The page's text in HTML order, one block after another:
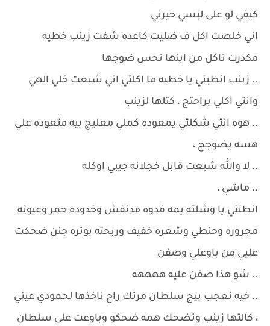
كيفي لو على لبسي حيرني
اني خلصت اكل ف ضليت كاعده شفت زينب خطيه
مكدرت تاكل من ابنها نحس ضوجها
.. زينب انطيني يا خطيه ما اكلتي اني شبعت خلي الهي
وانتي اكلي براحتج ، كتلها لزينب
.. هوه انتي شكلتي يمعوده كملي معليج بيه متعوده علي
هسه يضوجج ،
.. لا والله شبعت قابل خجلانه جيبي اوكله
.. ماشي ،
انطتني يا وشلته يمه فدوه مدنفش وخدوده حمر وعيونه
مجروره وحنطي وشعره خفيف وريحته بوتره جنن ضحكت
عليي من باوعلي وصفن
.. شو هذا صفن عليه ههههه
.. خيه نعجب بيج سلطان مرتك راح ناخذها لحمودي عيني
، كالتها زينب وتضحك همه ضحكو وباوعت على سلطان